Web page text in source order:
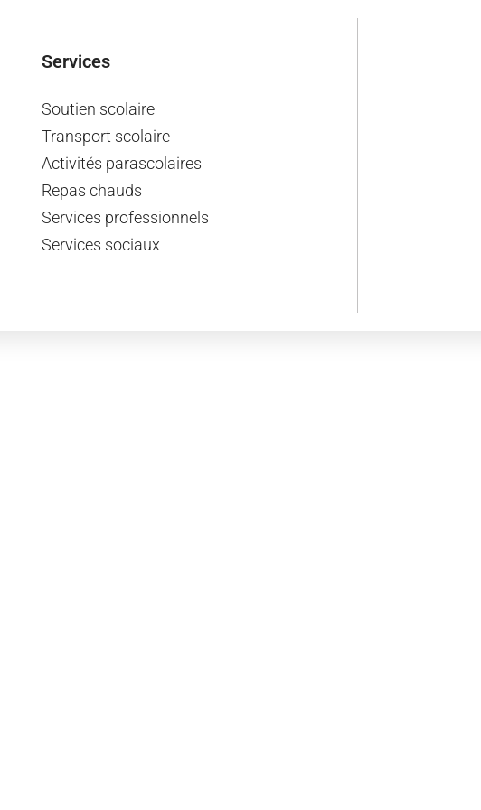
Services
Soutien scolaire
Transport scolaire
Activités parascolaires
Repas chauds
Services professionnels
Services sociaux